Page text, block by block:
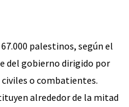
palestinos, según el
del gobierno dirigido por
civiles o combatientes.
alrededor de la mitad